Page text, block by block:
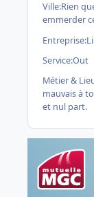
Ville:Rien
emmerder
Entreprise:
Service:Out
Métier &
mauvais à
et nul part.